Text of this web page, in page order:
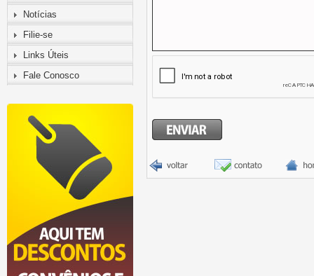
Notícias
Filie-se
Links Úteis
Fale Conosco